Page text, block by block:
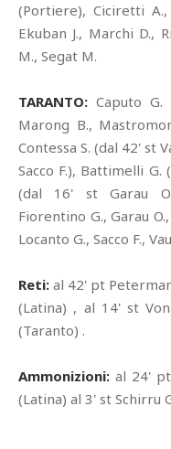
(Portiere), Ciciretti
Ekuban J., Marchi D.,
M., Segat M.
TARANTO: Caputo G.
Marong B.,
Contessa S. (dal 42' st
Sacco F.), Battimelli
(dal 16' st Garau
Fiorentino G., Garau
Locanto G., Sacco F.,
Reti: al 42' pt
(Latina) , al 14' st
(Taranto) .
Ammonizioni: al 24'
(Latina) al 3' st Schirru